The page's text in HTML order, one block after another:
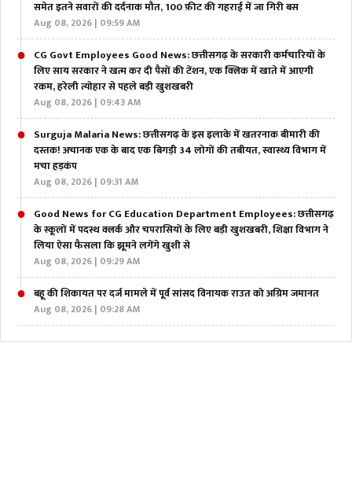
समेत इतने सवारों की दर्दनाक मौत, 100 फ़ीट की गहराई में जा गिरी बस
Aug 08, 2026 | 09:59 AM
CG Govt Employees Good News: छत्तीसगढ़ के सरकारी कर्मचारियों के
लिए साय सरकार ने खत्म कर दी पैसों की टेंशन, एक क्लिक में खाते में आएगी
रकम, हरेली त्योहार से पहले बड़ी खुशखबरी
Aug 08, 2026 | 09:43 AM
Surguja Malaria News: छत्तीसगढ़ के इस इलाके में खतरनाक बीमारी की
दस्तक! अचानक एक के बाद एक बिगड़ी 34 लोगों की तबीयत, स्वास्थ्य विभाग में
मचा हड़कंप
Aug 08, 2026 | 09:31 AM
Good News for CG Education Department Employees: छत्तीसगढ़
के स्कूलों में पदस्थ क्लर्क और चपरासियों के लिए बड़ी खुशखबरी, शिक्षा विभाग ने
लिया ऐसा फैसला कि झूमने लगेंगे खुशी से
Aug 08, 2026 | 09:29 AM
बहू की शिकायत पर दर्ज मामले में पूर्व सांसद विनायक राउत को अग्रिम जमानत
Aug 08, 2026 | 09:28 AM